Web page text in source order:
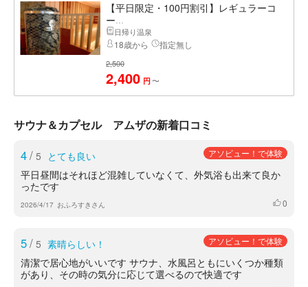
【平日限定・100円割引】レギュラーコ
ー...
日帰り温泉
18歳から 指定無し
2,500
2,400 円 〜
サウナ＆カプセル アムザの新着口コミ
4/ 5 とても良い アソビュー！で体験
平日昼間はそれほど混雑していなくて、外気浴も出来て良か
ったです
2026/4/17 おふろすきさん いいね
0
5/ 5 素晴らしい！ アソビュー！で体験
清潔で居心地がいいです サウナ、水風呂ともにいくつか種類
があり、その時の気分に応じて選べるので快適です